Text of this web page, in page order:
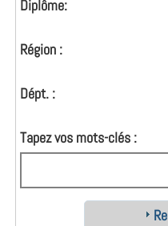
Diplôme:
Région :
Dépt. :
Tapez vos mots-clés :